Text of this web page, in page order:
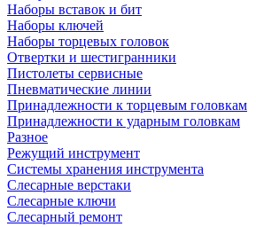
Наборы вставок и бит
Наборы ключей
Наборы торцевых головок
Отвертки и шестигранники
Пистолеты сервисные
Пневматические линии
Принадлежности к торцевым головкам
Принадлежности к ударным головкам
Разное
Режущий инструмент
Системы хранения инструмента
Слесарные верстаки
Слесарные ключи
Слесарный ремонт